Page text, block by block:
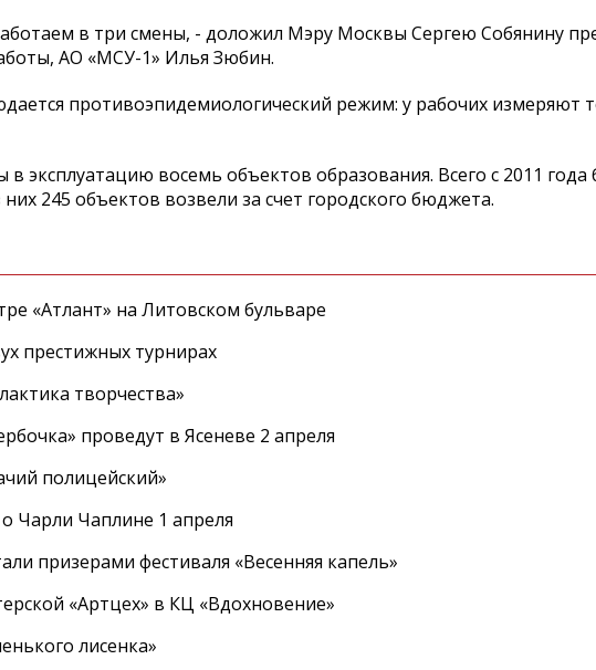
в три смены, - доложил Мэру Москвы Сергею Собянину
АО «МСУ-1» Илья Зюбин.
противоэпидемиологический режим: у рабочих измеряют
в эксплуатацию восемь объектов образования. Всего с 2011 года
245 объектов возвели за счет городского бюджета.
«Атлант» на Литовском бульваре
престижных турнирах
творчества»
проведут в Ясеневе 2 апреля
полицейский»
Чарли Чаплине 1 апреля
призерами фестиваля «Весенняя капель»
«Артцех» в КЦ «Вдохновение»
лисенка»